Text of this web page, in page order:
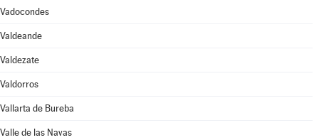
Vadocondes
Valdeande
Valdezate
Valdorros
Vallarta de Bureba
Valle de las Navas